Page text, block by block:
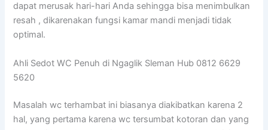
dapat merusak hari-hari Anda sehingga bisa menimbulkan
resah , dikarenakan fungsi kamar mandi menjadi tidak
optimal.
Ahli Sedot WC Penuh di Ngaglik Sleman Hub 0812 6629
5620
Masalah wc terhambat ini biasanya diakibatkan karena 2
hal, yang pertama karena wc tersumbat kotoran dan yang